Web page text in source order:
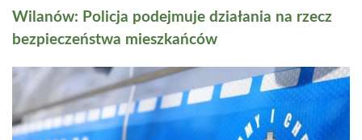
Wilanów: Policja podejmuje działania na rzecz
bezpieczeństwa mieszkańców